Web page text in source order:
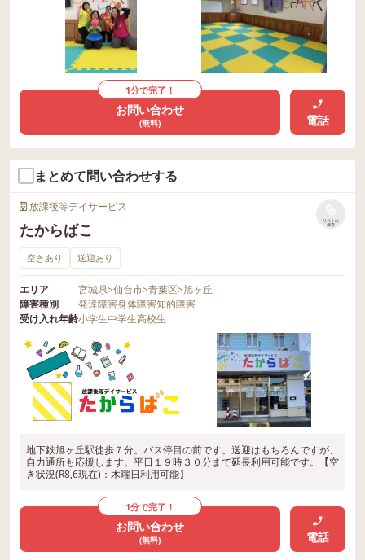
1分で完了！
お問い合わせ
(無料) 電話
まとめて問い合わせする
放課後等デイサービス
たからばこ
リストに
保存
空きあり 送迎あり
エリア 宮城県>仙台市>青葉区>旭ヶ丘
障害種別
発達障害身体障害知的障害
受け入れ年齢小学生中学生高校生
地下鉄旭ヶ丘駅徒歩７分。バス停目の前です。送迎はもちろんですが、
自力通所も応援します。平日１９時３０分まで延長利用可能です。【空
き状況(R8,6現在)：木曜日利用可能】
1分で完了！
お問い合わせ
(無料) 電話